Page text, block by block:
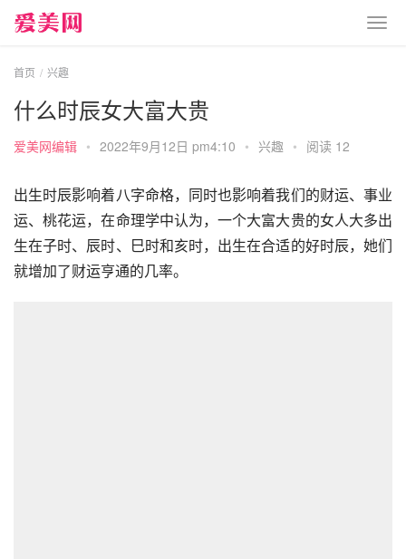
首页 兴趣
什么时辰女大富大贵
爱美网编辑 • 2022年9月12日 pm4:10 • 兴趣 • 阅读 12
出生时辰影响着八字命格，同时也影响着我们的财运、事业
运、桃花运，在命理学中认为，一个大富大贵的女人大多出
生在子时、辰时、巳时和亥时，出生在合适的好时辰，她们
就增加了财运亨通的几率。